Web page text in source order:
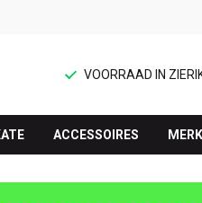
VOORRAAD IN
ACCESSOIRES